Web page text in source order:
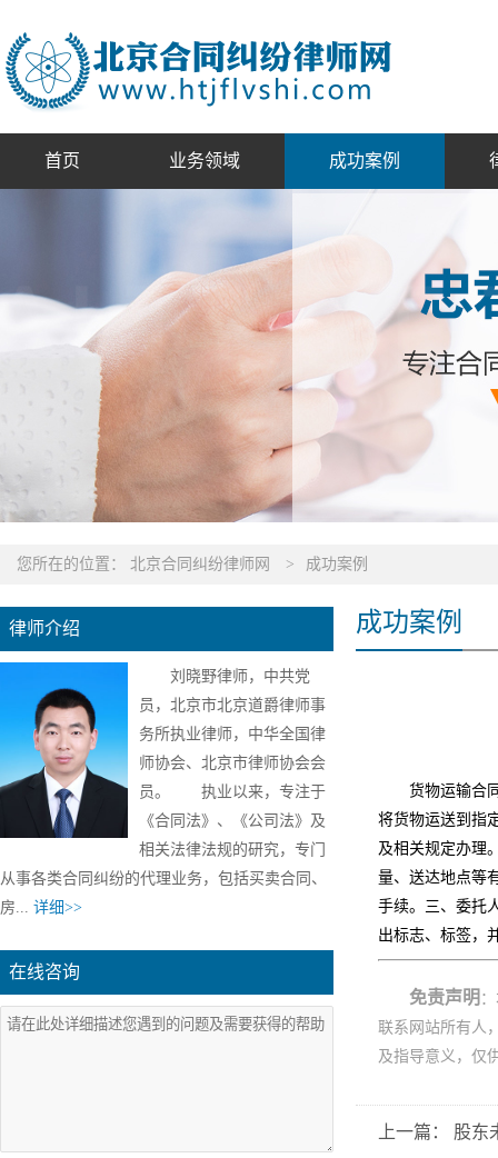
首页 业务领域 成功案例
您所在的位置： 北京合同纠纷律师网 > 成功案例
律师介绍
刘晓野律师，中共党
员，北京市北京道爵律师事
务所执业律师，中华全国律
师协会、北京市律师协会会
员。 执业以来，专注于
《合同法》、《公司法》及
相关法律法规的研究，专门
从事各类合同纠纷的代理业务，包括买卖合同、
房... 详细>>
在线咨询
成功案例
货物运输合
将货物运送到指
及相关规定办理
量、送达地点等
手续。三、委托
出标志、标签，
免责声明
联系网站所有人
及指导意义，仅
上一篇： 股